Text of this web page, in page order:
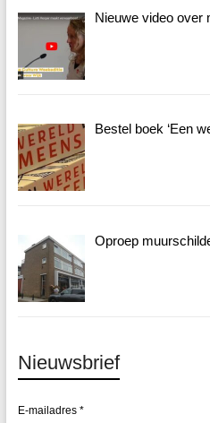
Nieuwe video over
Bestel boek ‘Een
Oproep
Nieuwsbrief
E-mailadres *